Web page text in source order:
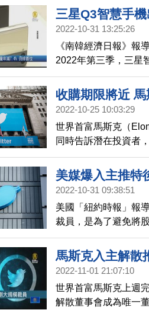
三星Q3智慧手
100秒
2022-10-31 13:25:26
《南韓經濟日報》報
2022年第三季，三星
萬支。不過，以銷量
占有率達到21%，仍
收購期限將近
2022-10-25 10:03:29
世界首富馬斯克（
同時告訴潛在投資者
過，推特法律顧問艾
清，沒有計畫進行全
美媒爆入主推特
2022-10-31 09:38:51
美國「紐約時報」報
裁員，是為了避免將
認。
馬斯克入主解散
2022-11-01 21:07:10
世界首富馬斯克上週
解散董事會成為唯一董